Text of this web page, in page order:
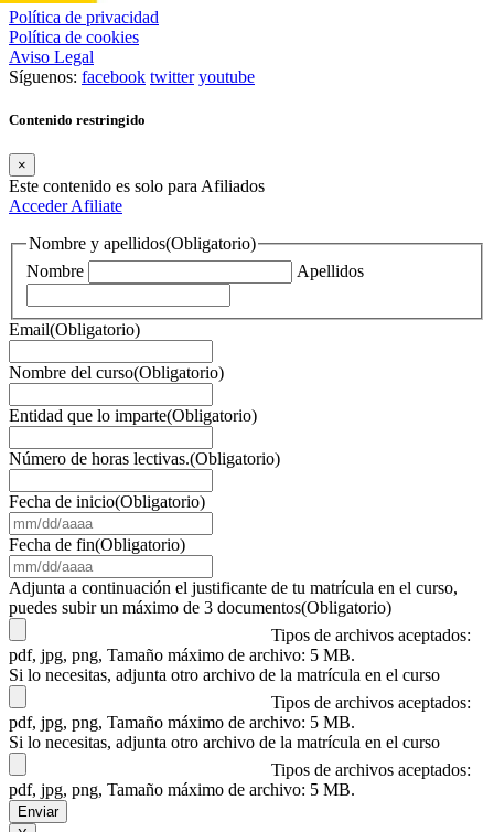
Política de privacidad
Política de cookies
Aviso Legal
Síguenos: facebook twitter youtube
Contenido restringido
×
Este contenido es solo para Afiliados
AccederAfiliate
Nombre y apellidos(Obligatorio)
Nombre
Apellidos
Email(Obligatorio)
Nombre del curso(Obligatorio)
Entidad que lo imparte(Obligatorio)
Número de horas lectivas.(Obligatorio)
Fecha de inicio(Obligatorio)
barra
DD
barra
AAAA
Fecha de fin(Obligatorio)
barra
DD
Adjunta a continuación el justificante de tu matrícula en el curso,
puedes subir un máximo de 3 documentos(Obligatorio)
Tipos de archivos aceptados:
pdf, jpg, png, Tamaño máximo de archivo: 5 MB.
Si lo necesitas, adjunta otro archivo de la matrícula en el curso
Tipos de archivos aceptados:
pdf, jpg, png, Tamaño máximo de archivo: 5 MB.
Si lo necesitas, adjunta otro archivo de la matrícula en el curso
Tipos de archivos aceptados:
pdf, jpg, png, Tamaño máximo de archivo: 5 MB.